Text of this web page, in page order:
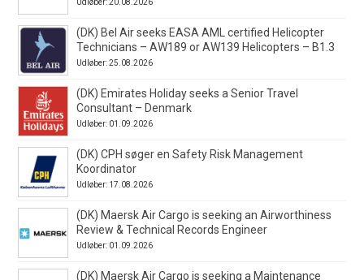
Udløber: 20.08.2026
(DK) Bel Air seeks EASA AML certified Helicopter
Technicians – AW189 or AW139 Helicopters – B1.3
Udløber: 25.08.2026
(DK) Emirates Holiday seeks a Senior Travel
Consultant – Denmark
Udløber: 01.09.2026
(DK) CPH søger en Safety Risk Management
Koordinator
Udløber: 17.08.2026
(DK) Maersk Air Cargo is seeking an Airworthiness
Review & Technical Records Engineer
Udløber: 01.09.2026
(DK) Maersk Air Cargo is seeking a Maintenance